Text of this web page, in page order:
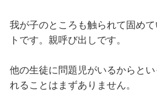
我が子のところも触られて固め
トです。親呼び出しです。
他の生徒に問題児がいるからと
れることはまずありません。